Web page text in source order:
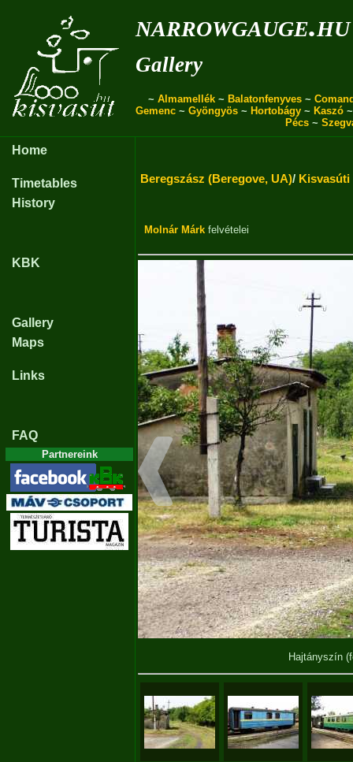
narrowgauge.hu
Gallery
~ Almamellék ~ Balatonfenyves ~
Gemenc ~ Gyöngyös ~ Hortobágy ~ Kaszó
Pécs ~
Home
Timetables
History
KBK
Gallery
Maps
Links
FAQ
Partnereink
Beregszász (Beregove, UA)/ Kisvasúti
Molnár Márk felvételei
Hajtányszín